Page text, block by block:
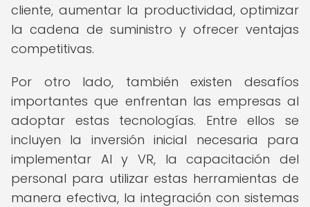
cliente, aumentar la productividad, optimizar
la cadena de suministro y ofrecer ventajas
competitivas.
Por otro lado, también existen desafíos
importantes que enfrentan las empresas al
adoptar estas tecnologías. Entre ellos se
incluyen la inversión inicial necesaria para
implementar AI y VR, la capacitación del
personal para utilizar estas herramientas de
manera efectiva, la integración con sistemas